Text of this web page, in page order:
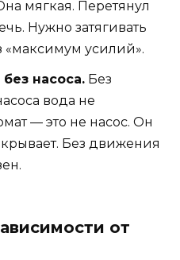
мягкая. Перетянул
Нужно затягивать
«максимум усилий».
насоса. Без
вода не
— это не насос. Он
Без движения
от